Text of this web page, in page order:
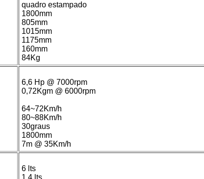
quadro estampado
1800mm
805mm
1015mm
1175mm
160mm
84Kg
6,6 Hp @ 7000rpm
0,72Kgm @ 6000rpm
64~72Km/h
80~88Km/h
30graus
1800mm
7m @ 35Km/h
6 lts
1,4 lts